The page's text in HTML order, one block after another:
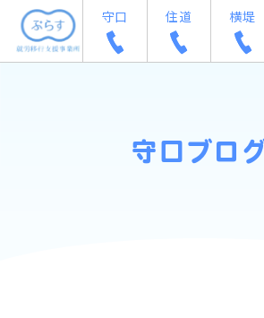
守口 住道 横堤
守口ブログ